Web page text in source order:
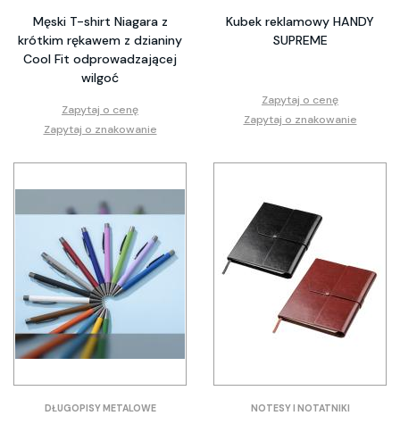
Męski T-shirt Niagara z
krótkim rękawem z dzianiny
Cool Fit odprowadzającej
wilgoć
Zapytaj o cenę
Zapytaj o znakowanie
Kubek reklamowy HANDY
SUPREME
Zapytaj o cenę
Zapytaj o znakowanie
DŁUGOPISY METALOWE NOTESY I NOTATNIKI